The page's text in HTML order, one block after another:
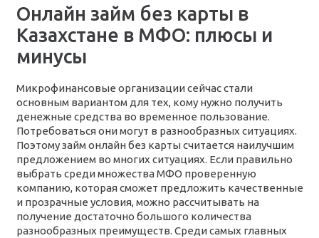
Онлайн займ без карты в
Казахстане в МФО: плюсы и
минусы
Микрофинансовые организации сейчас стали
основным вариантом для тех, кому нужно получить
денежные средства во временное пользование.
Потребоваться они могут в разнообразных ситуациях.
Поэтому займ онлайн без карты считается наилучшим
предложением во многих ситуациях. Если правильно
выбрать среди множества МФО проверенную
компанию, которая сможет предложить качественные
и прозрачные условия, можно рассчитывать на
получение достаточно большого количества
разнообразных преимуществ. Среди самых главных